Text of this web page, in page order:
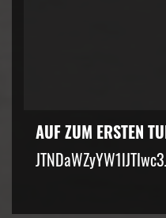
AUF ZUM ERSTEN